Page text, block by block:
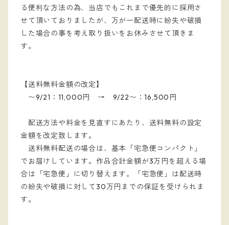
る便利な方法の為、当店でもこれまで優先的に採用さ
せて頂いておりましたが、万が一配送時に紛失や破損
した場合の事を考え取り扱いをお休みさせて頂きま
す。
【送料無料金額の改定】
〜9/21：11,000円 → 9/22〜：16,500円
配送方法や料金を見直すにあたり、送料無料の設定
金額を改定致します。
送料無料配送の場合は、基本「宅急便コンパクト」
でお届けしています。作品合計金額が3万円を超える場
合は「宅急便」に切り替えます。「宅急便」は配送時
の紛失や破損に対して30万円までの保証を受けられま
す。